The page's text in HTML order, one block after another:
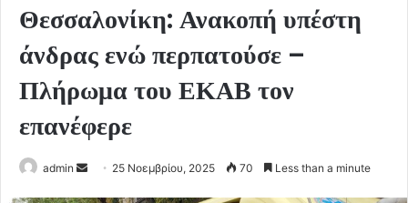
Θεσσαλονίκη: Ανακοπή υπέστη
άνδρας ενώ περπατούσε –
Πλήρωμα του ΕΚΑΒ τον
επανέφερε
admin
Send 25 Νοεμβρίου, 2025 70 Less than a minute